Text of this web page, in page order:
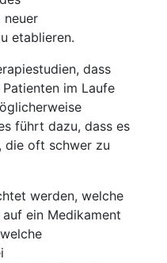
neuer
etablieren.
dass
im Laufe
führt dazu, dass es
die oft schwer zu
werden, welche
ein Medikament